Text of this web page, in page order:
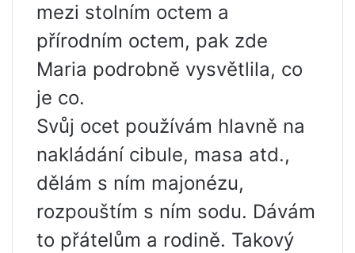
mezi stolním octem a
přírodním octem, pak zde
Maria podrobně vysvětlila, co
je co.
Svůj ocet používám hlavně na
nakládání cibule, masa atd.,
dělám s ním majonézu,
rozpouštím s ním sodu. Dávám
to přátelům a rodině. Takový